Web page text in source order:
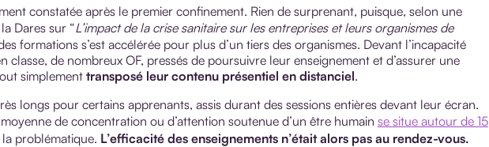
constatée après le premier confinement. Rien de surprenant, puisque, selon une
Dares sur “L’impact de la crise sanitaire sur les entreprises et leurs organismes de
formations s’est accélérée pour plus d’un tiers des organismes. Devant l’incapacité
classe, de nombreux OF, pressés de poursuivre leur enseignement et d’assurer une
simplementtransposé leur contenu présentiel en distanciel.
longs pour certains apprenants, assis durant des sessions entières devant leur écran.
de concentration ou d’attention soutenue d’un être humain se situe autour de 15
problématique. L’efficacité des enseignements n’était alors pas au rendez-vous.